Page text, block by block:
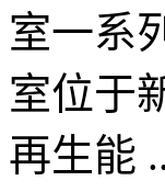
室一系
室位于
再生能